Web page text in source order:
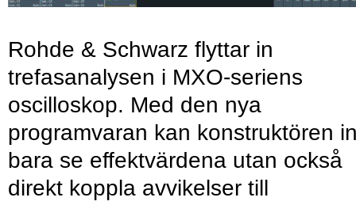
Rohde & Schwarz flyttar in
trefasanalysen i MXO-seriens
oscilloskop. Med den nya
programvaran kan konstruktören
bara se effektvärdena utan också
direkt koppla avvikelser till